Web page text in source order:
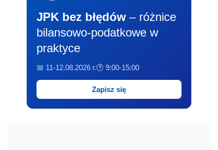
JPK bez błędów – różnice
bilansowo-podatkowe w
praktyce
📅 11-12.08.2026 r.🕐 9:00-15:00
Zapisz się